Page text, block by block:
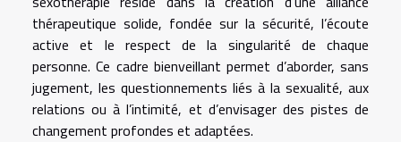
thérapeutique solide, fondée sur la sécurité, l’écoute
active et le respect de la singularité de chaque
personne. Ce cadre bienveillant permet d’aborder, sans
jugement, les questionnements liés à la sexualité, aux
relations ou à l’intimité, et d’envisager des pistes de
changement profondes et adaptées.